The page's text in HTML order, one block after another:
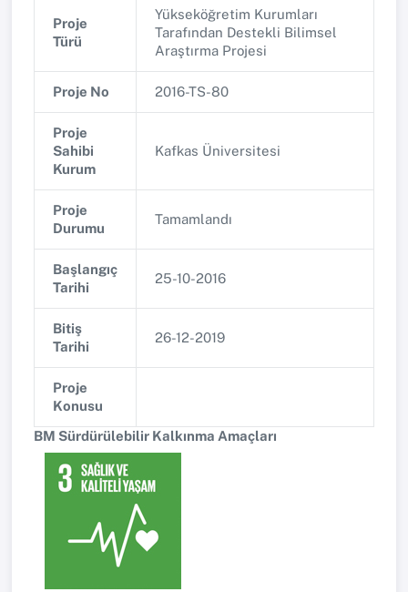
Proje
Türü
Yükseköğretim Kurumları
Tarafından Destekli Bilimsel
Araştırma Projesi
Proje No 2016-TS-80
Proje
Sahibi
Kurum
Kafkas Üniversitesi
Proje
Durumu
Tamamlandı
Başlangıç
Tarihi
25-10-2016
Bitiş
Tarihi
26-12-2019
Proje
Konusu
BM Sürdürülebilir Kalkınma Amaçları